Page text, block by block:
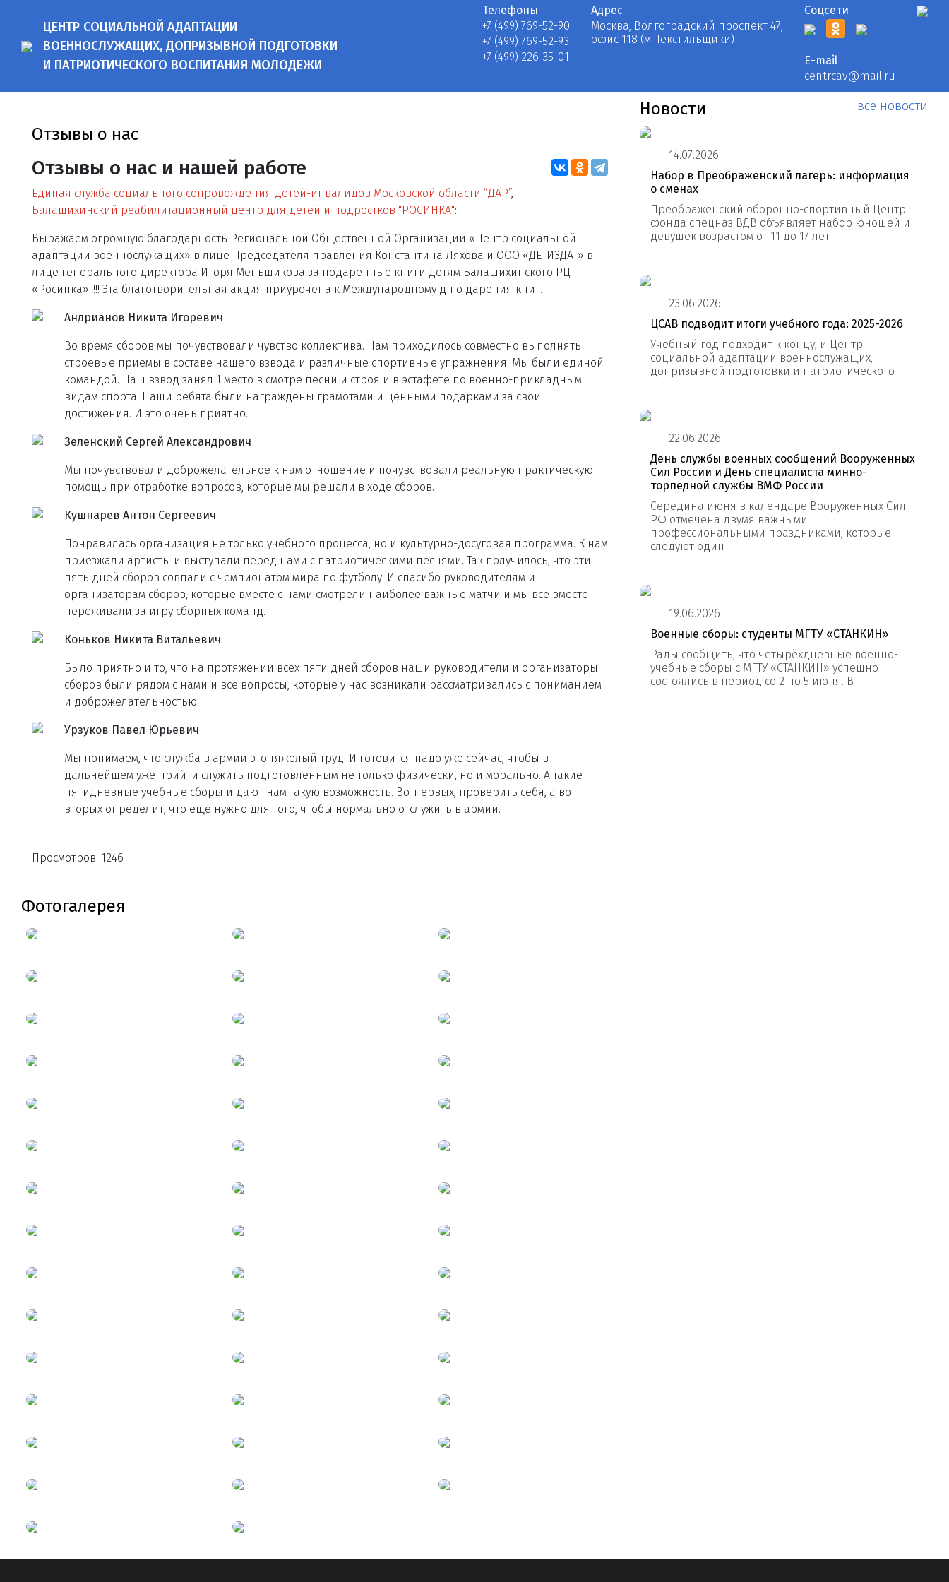
ЦЕНТР СОЦИАЛЬНОЙ АДАПТАЦИИ
ВОЕННОСЛУЖАЩИХ, ДОПРИЗЫВНОЙ ПОДГОТОВКИ
И ПАТРИОТИЧЕСКОГО ВОСПИТАНИЯ МОЛОДЕЖИ
Телефоны
+7 (499) 769-52-90
+7 (499) 769-52-93
+7 (499) 226-35-01
Адрес
Москва, Волгоградский проспект 47,
офис 118 (м. Текстильщики)
Соцсети
E-mail
centrcav@mail.ru
Отзывы о нас
Отзывы о нас и нашей работе
Единая служба социального сопровождения детей-инвалидов Московской области “ДАР”,
Балашихинский реабилитационный центр для детей и подростков "РОСИНКА":
Выражаем огромную благодарность Региональной Общественной Организации «Центр социальной
адаптации военнослужащих» в лице Председателя правления Константина Ляхова и ООО «ДЕТИЗДАТ» в
лице генерального директора Игоря Меньшикова за подаренные книги детям Балашихинского РЦ
«Росинка»!!!!! Эта благотворительная акция приурочена к Международному дню дарения книг.
Андрианов Никита Игоревич
Во время сборов мы почувствовали чувство коллектива. Нам приходилось совместно выполнять
строевые приемы в составе нашего взвода и различные спортивные упражнения. Мы были единой
командой. Наш взвод занял 1 место в смотре песни и строя и в эстафете по военно-прикладным
видам спорта. Наши ребята были награждены грамотами и ценными подарками за свои
достижения. И это очень приятно.
Зеленский Сергей Александрович
Мы почувствовали доброжелательное к нам отношение и почувствовали реальную практическую
помощь при отработке вопросов, которые мы решали в ходе сборов.
Кушнарев Антон Сергеевич
Понравилась организация не только учебного процесса, но и культурно-досуговая программа. К нам
приезжали артисты и выступали перед нами с патриотическими песнями. Так получилось, что эти
пять дней сборов совпали с чемпионатом мира по футболу. И спасибо руководителям и
организаторам сборов, которые вместе с нами смотрели наиболее важные матчи и мы все вместе
переживали за игру сборных команд.
Коньков Никита Витальевич
Было приятно и то, что на протяжении всех пяти дней сборов наши руководители и организаторы
сборов были рядом с нами и все вопросы, которые у нас возникали рассматривались с пониманием
и доброжелательностью.
Урзуков Павел Юрьевич
Мы понимаем, что служба в армии это тяжелый труд. И готовится надо уже сейчас, чтобы в
дальнейшем уже прийти служить подготовленным не только физически, но и морально. А такие
пятидневные учебные сборы и дают нам такую возможность. Во-первых, проверить себя, а во-
вторых определит, что еще нужно для того, чтобы нормально отслужить в армии.
Просмотров: 1246
Фотогалерея
все новости
Новости
14.07.2026
Набор в Преображенский лагерь: информация
о сменах
Преображенский оборонно-спортивный Центр
фонда спецназ ВДВ объявляет набор юношей и
девушек возрастом от 11 до 17 лет
23.06.2026
ЦСАВ подводит итоги учебного года: 2025-2026
Учебный год подходит к концу, и Центр
социальной адаптации военнослужащих,
допризывной подготовки и патриотического
22.06.2026
День службы военных сообщений Вооруженных
Сил России и День специалиста минно-
торпедной службы ВМФ России
Середина июня в календаре Вооруженных Сил
РФ отмечена двумя важными
профессиональными праздниками, которые
следуют один
19.06.2026
Военные сборы: студенты МГТУ «СТАНКИН»
Рады сообщить, что четырёхдневные военно-
учебные сборы с МГТУ «СТАНКИН» успешно
состоялись в период со 2 по 5 июня. В